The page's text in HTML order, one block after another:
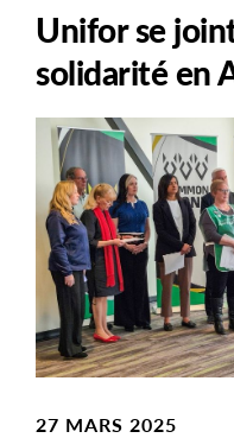
Unifor se
solidarité en
Main
Image
Image
27 MARS 2025